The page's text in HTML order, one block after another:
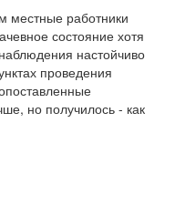
местные работники
состояние хотя
настойчиво
проведения
но получилось - как